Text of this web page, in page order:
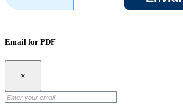
Email for PDF
×